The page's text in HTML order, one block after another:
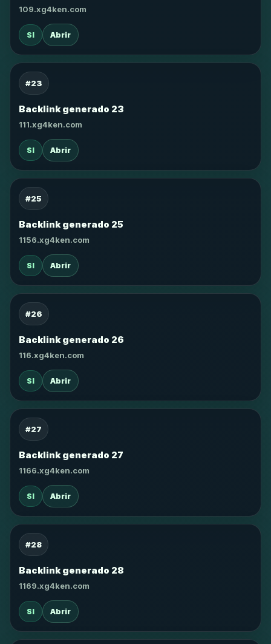
109.xg4ken.com
SI Abrir
#23
Backlink generado 23
111.xg4ken.com
SI Abrir
#25
Backlink generado 25
1156.xg4ken.com
SI Abrir
#26
Backlink generado 26
116.xg4ken.com
SI Abrir
#27
Backlink generado 27
1166.xg4ken.com
SI Abrir
#28
Backlink generado 28
1169.xg4ken.com
SI Abrir